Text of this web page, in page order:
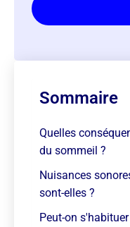
Sommaire
Quelles
du sommeil ?
Nuisances
sont-elles ?
Peut-on